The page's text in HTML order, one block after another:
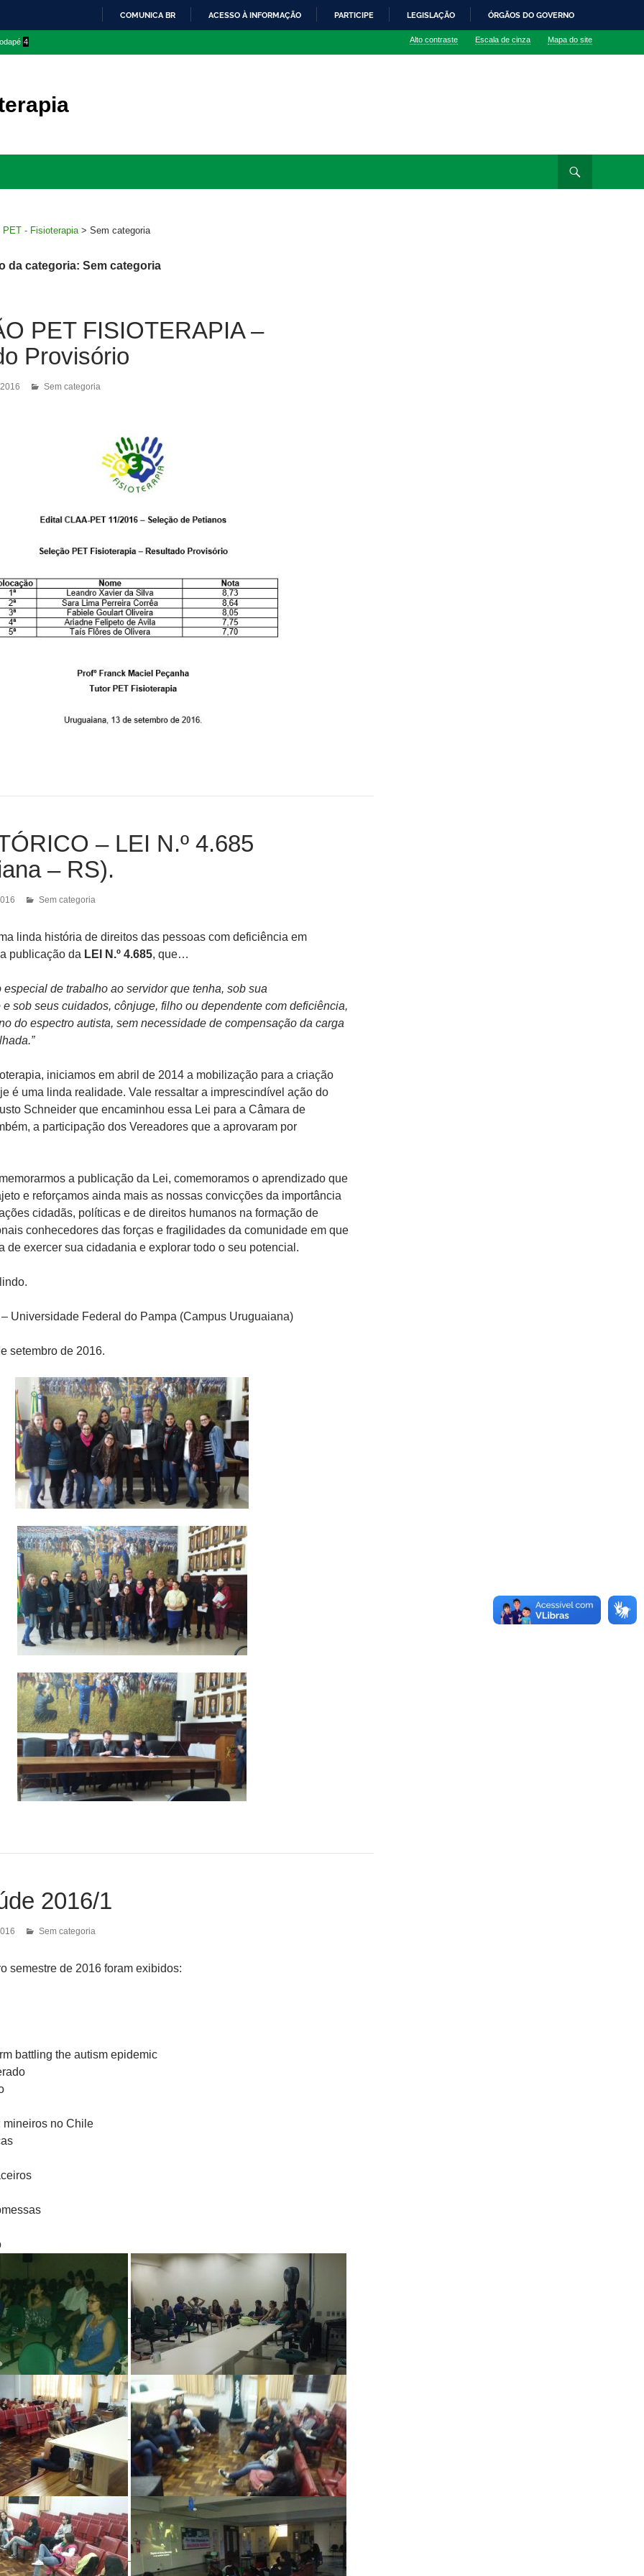
O
COMUNICA BR ACESSO À INFORMAÇÃO PARTICIPE LEGISLAÇÃO ÓRGÃOS DO GOVERNO
4 Alto contraste Escala de cinza Mapa do site
PET - Fisioterapia > Sem categoria
da categoria: Sem categoria
PET FISIOTERAPIA –
Provisório
Sem categoria
– LEI N.º 4.685
– RS).
Sem categoria
linda história de direitos das pessoas com deficiência em
publicação da LEI N.º 4.685, que…
especial de trabalho ao servidor que tenha, sob sua
sob seus cuidados, cônjuge, filho ou dependente com deficiência,
do espectro autista, sem necessidade de compensação da carga
iniciamos em abril de 2014 a mobilização para a criação
é uma linda realidade. Vale ressaltar a imprescindível ação do
Schneider que encaminhou essa Lei para a Câmara de
a participação dos Vereadores que a aprovaram por
a publicação da Lei, comemoramos o aprendizado que
e reforçamos ainda mais as nossas convicções da importância
cidadãs, políticas e de direitos humanos na formação de
conhecedores das forças e fragilidades da comunidade em que
de exercer sua cidadania e explorar todo o seu potencial.
Universidade Federal do Pampa (Campus Uruguaiana)
setembro de 2016.
2016/1
Sem categoria
semestre de 2016 foram exibidos:
battling the autism epidemic
mineiros no Chile